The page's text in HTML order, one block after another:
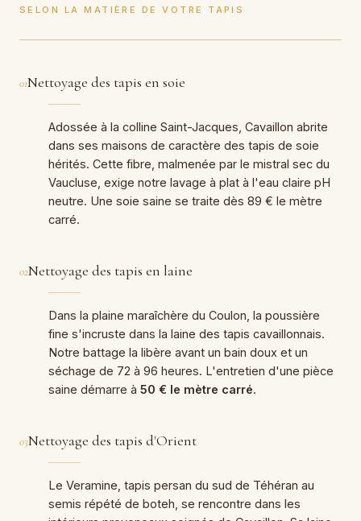
SELON LA MATIÈRE DE VOTRE TAPIS
01Nettoyage des tapis en soie
Adossée à la colline Saint-Jacques, Cavaillon abrite
dans ses maisons de caractère des tapis de soie
hérités. Cette fibre, malmenée par le mistral sec du
Vaucluse, exige notre lavage à plat à l'eau claire pH
neutre. Une soie saine se traite dès 89 € le mètre
carré.
02Nettoyage des tapis en laine
Dans la plaine maraîchère du Coulon, la poussière
fine s'incruste dans la laine des tapis cavaillonnais.
Notre battage la libère avant un bain doux et un
séchage de 72 à 96 heures. L'entretien d'une pièce
saine démarre à 50 € le mètre carré.
03Nettoyage des tapis d'Orient
Le Veramine, tapis persan du sud de Téhéran au
semis répété de boteh, se rencontre dans les